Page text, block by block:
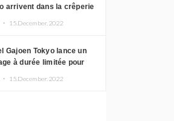
arrivent dans la crêperie
15.December.2022
Gajoen Tokyo lance un
à durée limitée pour
15.December.2022